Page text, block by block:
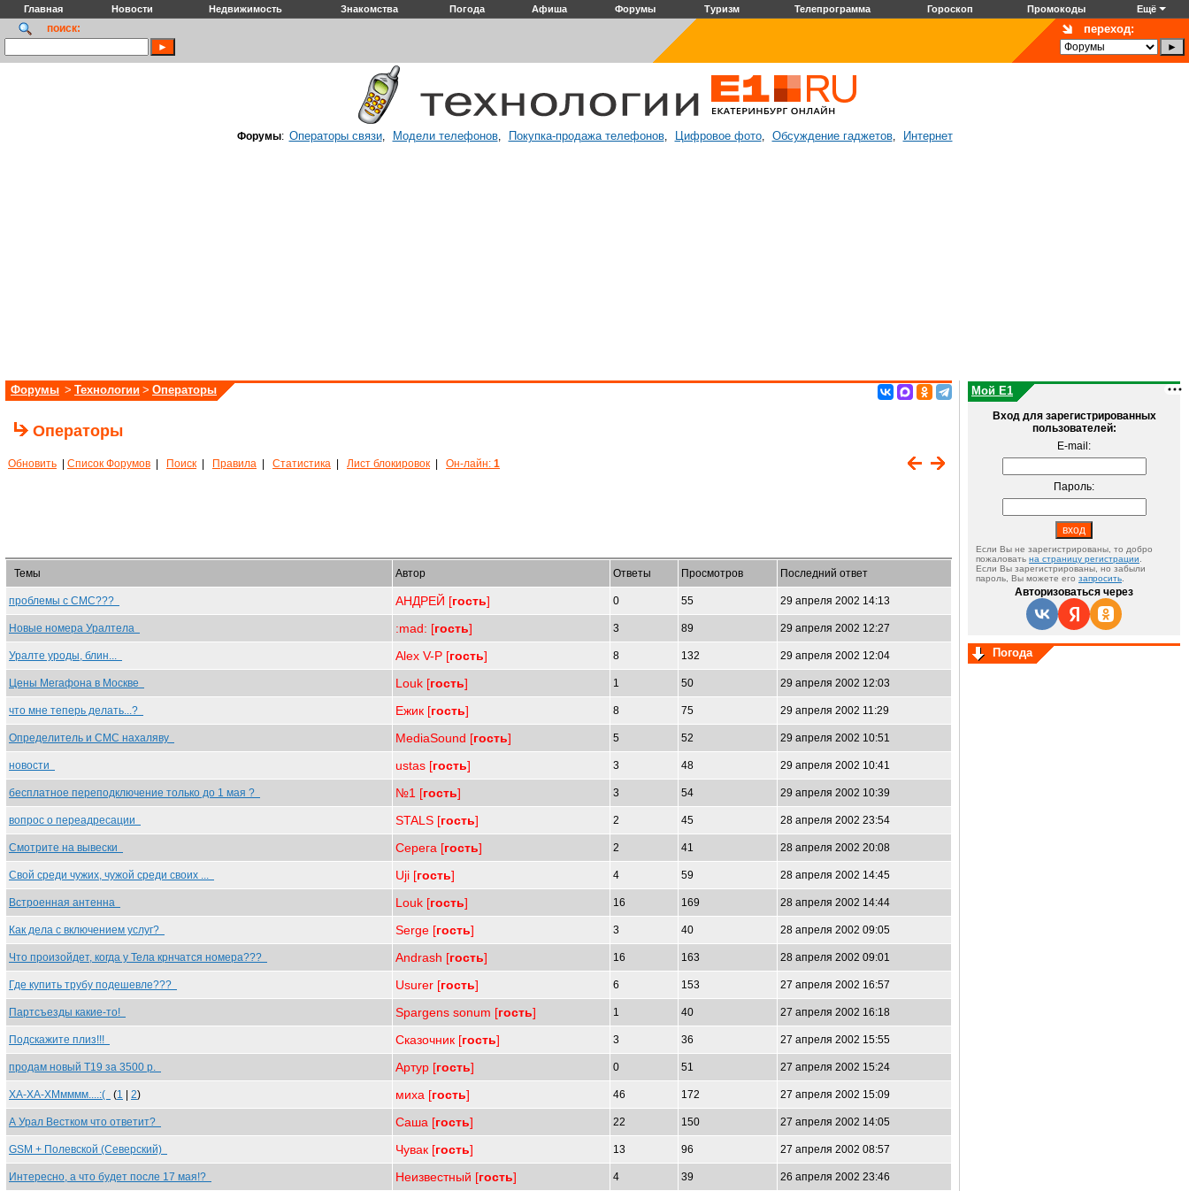
Главная Новости Недвижимость Знакомства Погода Афиша Форумы Туризм Телепрограмма Гороскоп Промокоды Ещё
поиск: переход:
Форумы: Операторы связи, Модели телефонов, Покупка-продажа телефонов, Цифровое фото, Обсуждение гаджетов, Интернет
Форумы > Технологии > Операторы
Операторы
Обновить Список Форумов Поиск Правила Статистика Лист блокировок Он-лайн: 1
Темы Автор Ответы Просмотров Последний ответ
проблемы с СМС??? АНДРЕЙ [гость] 0 55 29 апреля 2002 14:13
Новые номера Уралтела :mad: [гость] 3 89 29 апреля 2002 12:27
Уралте уроды, блин... Alex V-P [гость] 8 132 29 апреля 2002 12:04
Цены Мегафона в Москве Louk [гость] 1 50 29 апреля 2002 12:03
что мне теперь делать...? Ежик [гость] 8 75 29 апреля 2002 11:29
Определитель и СМС нахаляву MediaSound [гость] 5 52 29 апреля 2002 10:51
новости ustas [гость] 3 48 29 апреля 2002 10:41
бесплатное переподключение только до 1 мая ? №1 [гость] 3 54 29 апреля 2002 10:39
вопрос о переадресации STALS [гость] 2 45 28 апреля 2002 23:54
Смотрите на вывески Серега [гость] 2 41 28 апреля 2002 20:08
Свой среди чужих, чужой среди своих ... Uji [гость] 4 59 28 апреля 2002 14:45
Встроенная антенна Louk [гость] 16 169 28 апреля 2002 14:44
Как дела с включением услуг? Serge [гость] 3 40 28 апреля 2002 09:05
Что произойдет, когда у Тела крнчатся номера??? Andrash [гость] 16 163 28 апреля 2002 09:01
Где купить трубу подешевле??? Usurer [гость] 6 153 27 апреля 2002 16:57
Партсъезды какие-то! Spargens sonum [гость] 1 40 27 апреля 2002 16:18
Подскажите плиз!!! Сказочник [гость] 3 36 27 апреля 2002 15:55
продам новый T19 за 3500 р. Артур [гость] 0 51 27 апреля 2002 15:24
ХА-ХА-ХМмммм....:( (1 2) миха [гость] 46 172 27 апреля 2002 15:09
А Урал Вестком что ответит? Саша [гость] 22 150 27 апреля 2002 14:05
GSM + Полевской (Северский) Чувак [гость] 13 96 27 апреля 2002 08:57
Интересно, а что будет после 17 мая!? Неизвестный [гость] 4 39 26 апреля 2002 23:46
Мой E1
Вход для зарегистрированных
пользователей:
E-mail:
Пароль:
Если Вы не зарегистрированы, то добро
пожаловать на страницу регистрации
Если Вы зарегистрированы, но забыли
пароль, Вы можете его запросить
Авторизоваться через
Погода